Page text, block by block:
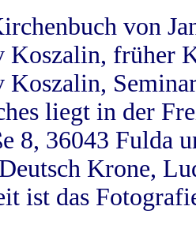
von
Koszalin, früher
Koszalin,
liegt in der
8, 36043 Fulda
Krone,
ist das